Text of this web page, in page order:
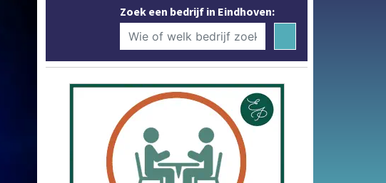
Zoek een bedrijf in Eindhoven: